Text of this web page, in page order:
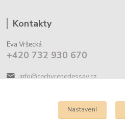
Kontakty
Eva Vršecká
+420 732 930 670
info@cechyrenedessay.cz
Nastavení